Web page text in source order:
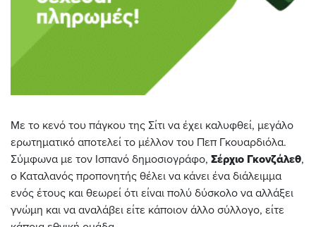
Με το κενό του πάγκου της Σίτι να έχει καλυφθεί, μεγάλο
ερωτηματικό αποτελεί το μέλλον του Πεπ Γκουαρδιόλα.
Σύμφωνα με τον Ισπανό δημοσιογράφο, Σέρχιο Γκονζάλεθ,
ο Καταλανός προπονητής θέλει να κάνει ένα διάλειμμα
ενός έτους και θεωρεί ότι είναι πολύ δύσκολο να αλλάξει
γνώμη και να αναλάβει είτε κάποιον άλλο σύλλογο, είτε